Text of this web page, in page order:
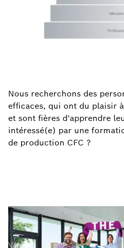
Nous recherchons des
efficaces, qui ont du plaisir
et sont fières d'apprendre
intéressé(e) par une
de production CFC ?